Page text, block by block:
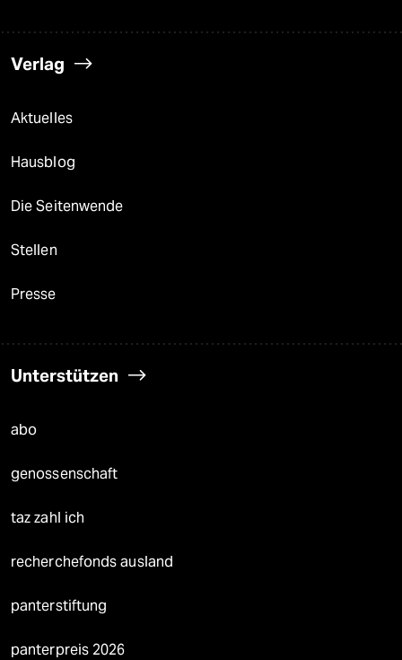
Verlag
Aktuelles
Hausblog
Die Seitenwende
Stellen
Presse
Unterstützen
abo
genossenschaft
taz zahl ich
recherchefonds ausland
panterstiftung
panterpreis 2026